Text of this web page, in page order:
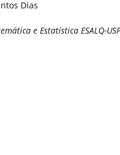
Dias
e Estatística ESALQ-